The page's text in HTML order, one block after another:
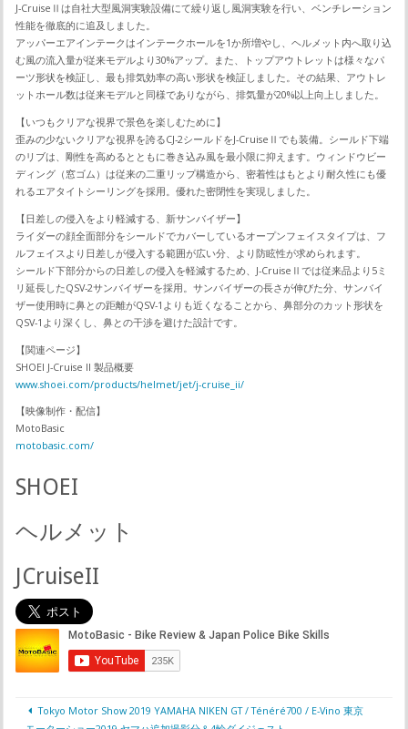
J-CruiseⅡは自社大型風洞実験設備にて繰り返し風洞実験を行い、ベンチレーション
性能を徹底的に追及しました。
アッパーエアインテークはインテークホールを1か所増やし、ヘルメット内へ取り込
む風の流入量が従来モデルより30%アップ。また、トップアウトレットは様々なパ
ーツ形状を検証し、最も排気効率の高い形状を検証しました。その結果、アウトレ
ットホール数は従来モデルと同様でありながら、排気量が20%以上向上しました。
【いつもクリアな視界で景色を楽しむために】
歪みの少ないクリアな視界を誇るCJ-2シールドをJ-CruiseⅡでも装備。シールド下端
のリブは、剛性を高めるとともに巻き込み風を最小限に抑えます。ウィンドウビー
ディング（窓ゴム）は従来の二重リップ構造から、密着性はもとより耐久性にも優
れるエアタイトシーリングを採用。優れた密閉性を実現しました。
【日差しの侵入をより軽減する、新サンバイザー】
ライダーの顔全面部分をシールドでカバーしているオープンフェイスタイプは、フ
ルフェイスより日差しが侵入する範囲が広い分、より防眩性が求められます。
シールド下部分からの日差しの侵入を軽減するため、J-CruiseⅡでは従来品より5ミ
リ延長したQSV-2サンバイザーを採用。サンバイザーの長さが伸びた分、サンバイ
ザー使用時に鼻との距離がQSV-1よりも近くなることから、鼻部分のカット形状を
QSV-1より深くし、鼻との干渉を避けた設計です。
【関連ページ】
SHOEI J-Cruise II 製品概要
www.shoei.com/products/helmet/jet/j-cruise_ii/
【映像制作・配信】
MotoBasic
motobasic.com/
SHOEI
ヘルメット
JCruiseII
Tokyo Motor Show 2019 YAMAHA NIKEN GT / Ténéré700 / E-Vino 東京